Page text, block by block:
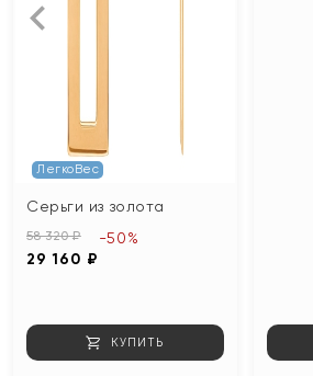
ЛегкоВес
Серьги из золота
58 320 ₽
29 160 ₽
-50%
КУПИТЬ